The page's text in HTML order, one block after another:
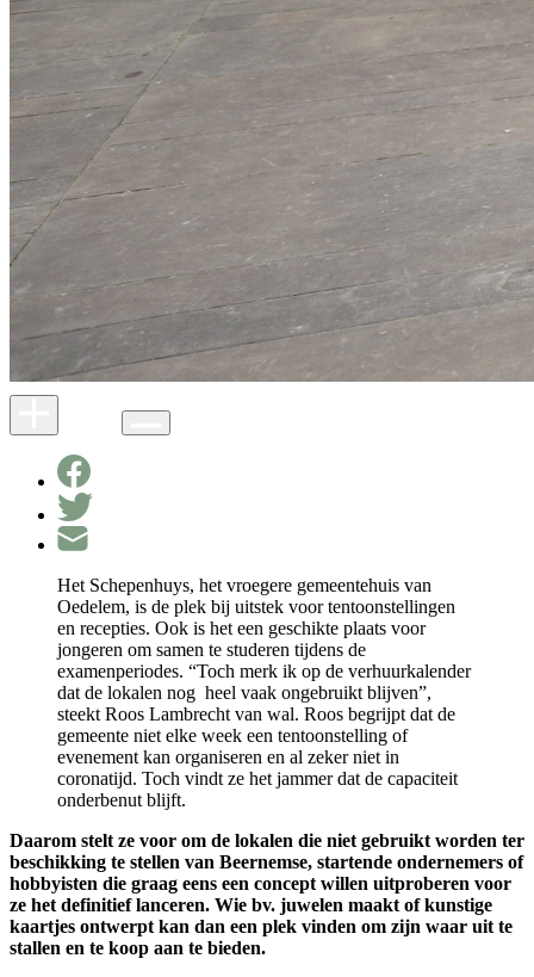
Het Schepenhuys, het vroegere gemeentehuis van
Oedelem, is de plek bij uitstek voor tentoonstellingen
en recepties. Ook is het een geschikte plaats voor
jongeren om samen te studeren tijdens de
examenperiodes. “Toch merk ik op de verhuurkalender
dat de lokalen nog heel vaak ongebruikt blijven”,
steekt Roos Lambrecht van wal. Roos begrijpt dat de
gemeente niet elke week een tentoonstelling of
evenement kan organiseren en al zeker niet in
coronatijd. Toch vindt ze het jammer dat de capaciteit
onderbenut blijft.
Daarom stelt ze voor om de lokalen die niet gebruikt worden ter
beschikking te stellen van Beernemse, startende ondernemers of
hobbyisten die graag eens een concept willen uitproberen voor
ze het definitief lanceren. Wie bv. juwelen maakt of kunstige
kaartjes ontwerpt kan dan een plek vinden om zijn waar uit te
stallen en te koop aan te bieden.